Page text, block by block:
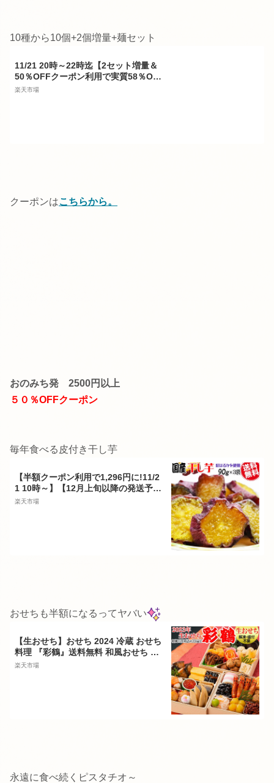
10種から10個+2個増量+麺セット
11/21 20時～22時迄【2セット増量＆
50％OFFクーポン利用で実質58％OF
F】レストラン パスタ パスタソース 1
楽天市場
クーポンはこちらから。
おのみち発 2500円以上
５０％OFFクーポン
毎年食べる皮付き干し芋
【半額クーポン利用で1,296円に!11/2
1 10時～】【12月上旬以降の発送予
定】 干し芋 国産 無添加 90g×3袋 紅
楽天市場
おせちも半額になるってヤバい
【生おせち】おせち 2024 冷蔵 おせち
料理 『彩鶴』送料無料 和風おせち 三
段重 カネハツ『彩鶴』生おせち お節
楽天市場
永遠に食べ続くピスタチオ～